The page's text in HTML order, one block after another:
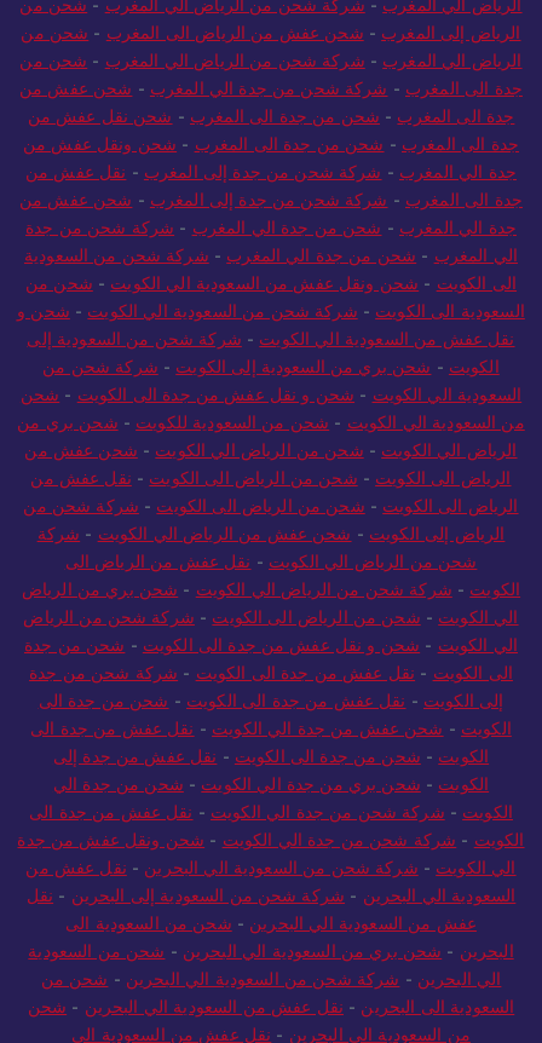
الرياض الي المغرب - شركة شحن من الرياض الي المغرب - شحن من
الرياض إلى المغرب - شحن عفش من الرياض الى المغرب - شحن من
الرياض الي المغرب - شركة شحن من الرياض الي المغرب - شحن من
جدة الى المغرب - شركة شحن من جدة الي المغرب - شحن عفش من
جدة الى المغرب - شحن من جدة الى المغرب - شحن نقل عفش من
جدة الى المغرب - شحن من جدة الى المغرب - شحن ونقل عفش من
جدة الي المغرب - شركة شحن من جدة إلى المغرب - نقل عفش من
جدة الى المغرب - شركة شحن من جدة إلى المغرب - شحن عفش من
جدة الي المغرب - شحن من جدة الي المغرب - شركة شحن من جدة
الي المغرب - شحن من جدة الي المغرب - شركة شحن من السعودية
الى الكويت - شحن ونقل عفش من السعودية الي الكويت - شحن من
السعودية الى الكويت - شركة شحن من السعودية الي الكويت - شحن و
نقل عفش من السعودية الي الكويت - شركة شحن من السعودية إلى
الكويت - شحن بري من السعودية إلى الكويت - شركة شحن من
السعودية الي الكويت - شحن و نقل عفش من جدة الى الكويت - شحن
من السعودية الي الكويت - شحن من السعودية للكويت - شحن بري من
الرياض الي الكويت - شحن من الرياض الي الكويت - شحن عفش من
الرياض الى الكويت - شحن من الرياض الى الكويت - نقل عفش من
الرياض الى الكويت - شحن من الرياض الى الكويت - شركة شحن من
الرياض إلى الكويت - شحن عفش من الرياض الي الكويت - شركة
شحن من الرياض الي الكويت - نقل عفش من الرياض الى
الكويت - شركة شحن من الرياض الي الكويت - شحن بري من الرياض
الي الكويت - شحن من الرياض الى الكويت - شركة شحن من الرياض
الي الكويت - شحن و نقل عفش من جدة الى الكويت - شحن من جدة
الى الكويت - نقل عفش من جدة الى الكويت - شركة شحن من جدة
إلى الكويت - نقل عفش من جدة الى الكويت - شحن من جدة الى
الكويت - شحن عفش من جدة الي الكويت - نقل عفش من جدة الى
الكويت - شحن من جدة الى الكويت - نقل عفش من جدة إلى
الكويت - شحن بري من جدة الي الكويت - شحن من جدة الي
الكويت - شركة شحن من جدة الي الكويت - نقل عفش من جدة الى
الكويت - شركة شحن من جدة الي الكويت - شحن ونقل عفش من جدة
الي الكويت - شركة شحن من السعودية الي البحرين - نقل عفش من
السعودية الي البحرين - شركة شحن من السعودية إلى البحرين - نقل
عفش من السعودية الي البحرين - شحن من السعودية الى
البحرين - شحن بري من السعودية الي البحرين - شحن من السعودية
الي البحرين - شركة شحن من السعودية الي البحرين - شحن من
السعودية الى البحرين - نقل عفش من السعودية الي البحرين - شحن
من السعودية الي البحرين - نقل عفش من السعودية الي